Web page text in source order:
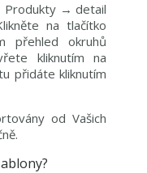
Produkty → detail
na tlačítko
přehled okruhů
kliknutím na
přidáte kliknutím
od Vašich